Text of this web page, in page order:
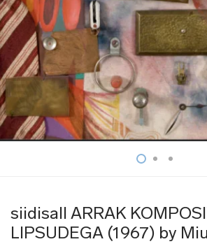
siidisall ARRAK
LIPSUDEGA (1967) by